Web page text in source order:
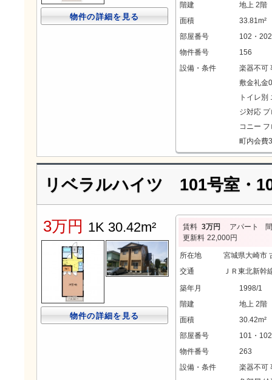
物件の詳細を見る
階建
地上 2階
面積
33.81m²
部屋番号
102・202
物件番号
156
設備・条件
楽器不可
敷金礼金0
トイレ別
ジ対応 プ
コニー フ
町内会費
リベラルハイツ 101号室・
3万円 1K 30.42m²
物件の詳細を見る
賃料 3万円 アパート
更新料 22,000円
所在地
宮城県大崎市
交通
ＪＲ東北新幹
築年月
1998/1
階建
地上 2階
面積
30.42m²
部屋番号
101・
物件番号
263
設備・条件
楽器不可